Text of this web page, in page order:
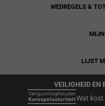
WEDREGELS &
LIJST
VEILIGHEID EN
Wat kost